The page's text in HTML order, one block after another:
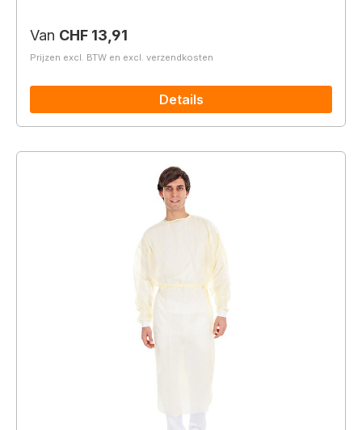
Normale prijs:
Van CHF 13,91
Prijzen excl. BTW en excl. verzendkosten
Details